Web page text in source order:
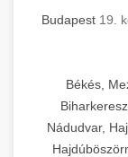
Budapest 19.
Békés,
Nádudvar,